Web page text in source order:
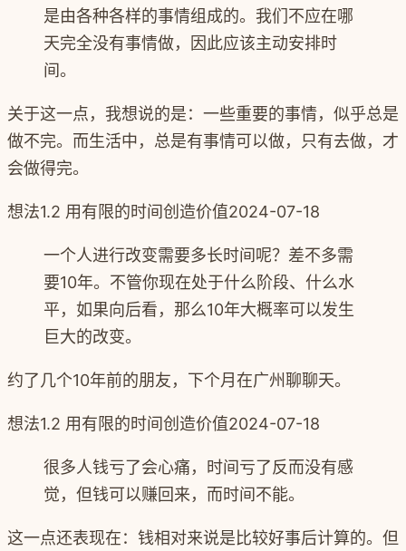
是由各种各样的事情组成的。我们不应在哪
天完全没有事情做，因此应该主动安排时
间。
关于这一点，我想说的是：一些重要的事情，似乎总是
做不完。而生活中，总是有事情可以做，只有去做，才
会做得完。
想法1.2 用有限的时间创造价值2024-07-18
一个人进行改变需要多长时间呢？差不多需
要10年。不管你现在处于什么阶段、什么水
平，如果向后看，那么10年大概率可以发生
巨大的改变。
约了几个10年前的朋友，下个月在广州聊聊天。
想法1.2 用有限的时间创造价值2024-07-18
很多人钱亏了会心痛，时间亏了反而没有感
觉，但钱可以赚回来，而时间不能。
这一点还表现在：钱相对来说是比较好事后计算的。但